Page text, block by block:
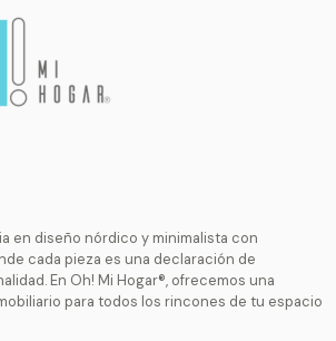
en diseño nórdico y minimalista con
cada pieza es una declaración de
En Oh! Mi Hogar®, ofrecemos una
para todos los rincones de tu espacio